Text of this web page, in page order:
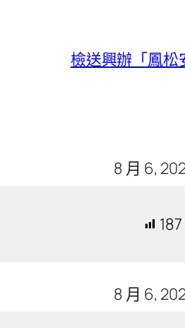
檢送興辦「鳳
8 月 6,
187
8 月 6,